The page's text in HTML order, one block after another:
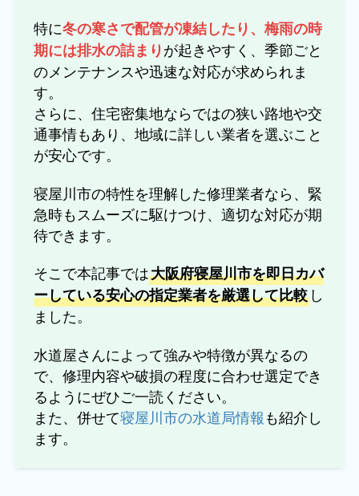
特に冬の寒さで配管が凍結したり、梅雨の時
期には排水の詰まりが起きやすく、季節ごと
のメンテナンスや迅速な対応が求められま
す。
さらに、住宅密集地ならではの狭い路地や交
通事情もあり、地域に詳しい業者を選ぶこと
が安心です。
寝屋川市の特性を理解した修理業者なら、緊
急時もスムーズに駆けつけ、適切な対応が期
待できます。
そこで本記事では大阪府寝屋川市を即日カバ
ーしている安心の指定業者を厳選して比較 し
ました。
水道屋さんによって強みや特徴が異なるの
で、修理内容や破損の程度に合わせ選定でき
るようにぜひご一読ください。
また、併せて寝屋川市の水道局情報も紹介し
ます。